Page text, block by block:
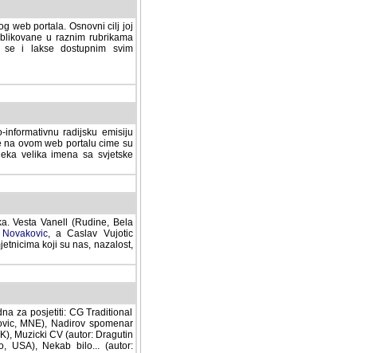
web portala. Osnovni cilj joj
u raznim rubrikama
i lakse dostupnim svim
radijsku emisiju
ovom web portalu cime su
velika imena sa svjetske
Vesta Vanell (Rudine, Bela
, a Caslav Vujotic
koji su nas, nazalost,
za posjetiti: CG Traditional
MNE), Nadirov spomenar
Muzicki CV (autor: Dragutin
USA), Nekab bilo... (autor: